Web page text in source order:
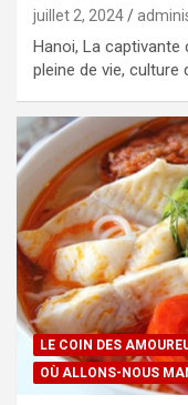
juillet 2, 2024
Hanoi, La captivante
pleine de vie, culture
LE COIN DES
OÙ ALLONS-NOUS